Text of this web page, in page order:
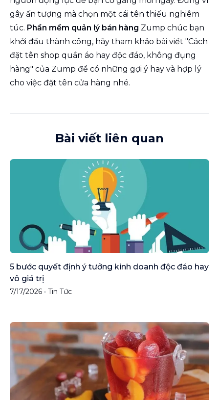
gây ấn tượng mà chọn một cái tên thiếu nghiêm
túc. Phần mềm quản lý bán hàng Zump chúc bạn
khởi đầu thành công, hãy tham khảo bài viết "Cách
đặt tên shop quần áo hay độc đáo, không đụng
hàng" của Zump để có những gợi ý hay và hợp lý
cho việc đặt tên cửa hàng nhé.
Bài viết liên quan
5 bước quyết định ý tưởng kinh doanh độc đáo hay
vô giá trị
7/17/2026 • Tin Tức